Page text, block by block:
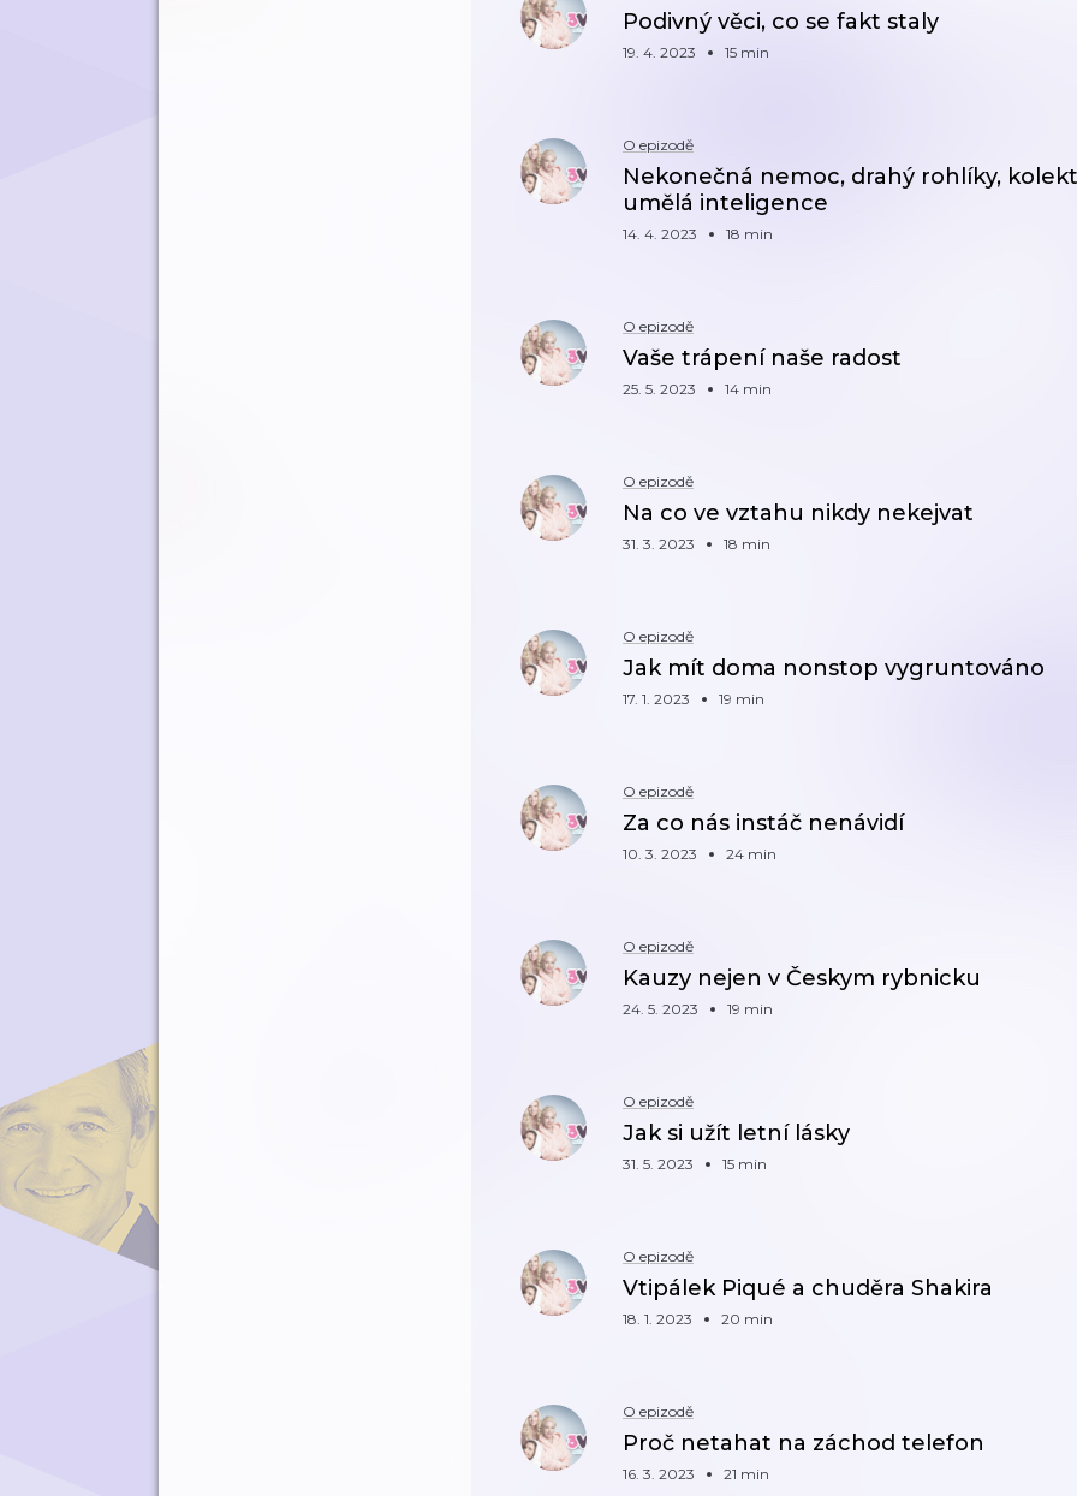
Podivný věci, co se fakt staly
19. 4. 2023 15 min
O epizodě
Nekonečná nemoc, drahý rohlíky,
umělá inteligence
14. 4. 2023 18 min
O epizodě
Vaše trápení naše radost
25. 5. 2023 14 min
O epizodě
Na co ve vztahu nikdy nekejvat
31. 3. 2023 18 min
O epizodě
Jak mít doma nonstop vygruntováno
17. 1. 2023 19 min
O epizodě
Za co nás instáč nenávidí
10. 3. 2023 24 min
O epizodě
Kauzy nejen v Českym rybnicku
24. 5. 2023 19 min
O epizodě
Jak si užít letní lásky
31. 5. 2023 15 min
O epizodě
Vtipálek Piqué a chuděra Shakira
18. 1. 2023 20 min
O epizodě
Proč netahat na záchod telefon
16. 3. 2023 21 min